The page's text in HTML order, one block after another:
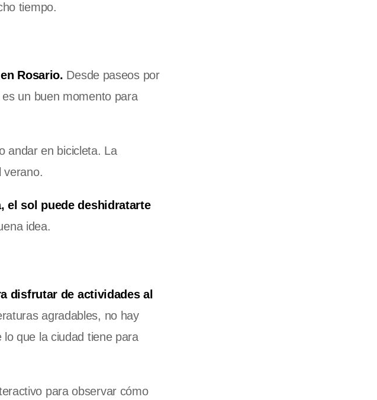
tiempo.
Rosario. Desde paseos por
un buen momento para
andar en bicicleta. La
verano.
el sol puede deshidratarte
idea.
disfrutar de actividades al
agradables, no hay
que la ciudad tiene para
para observar cómo